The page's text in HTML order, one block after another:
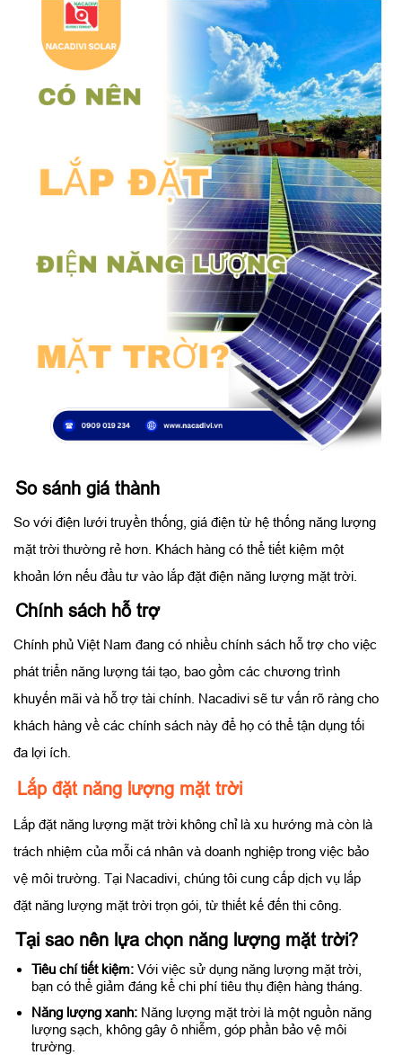
So sánh giá thành
So với điện lưới truyền thống, giá điện từ hệ thống năng lượng
mặt trời thường rẻ hơn. Khách hàng có thể tiết kiệm một
khoản lớn nếu đầu tư vào lắp đặt điện năng lượng mặt trời.
Chính sách hỗ trợ
Chính phủ Việt Nam đang có nhiều chính sách hỗ trợ cho việc
phát triển năng lượng tái tạo, bao gồm các chương trình
khuyến mãi và hỗ trợ tài chính. Nacadivi sẽ tư vấn rõ ràng cho
khách hàng về các chính sách này để họ có thể tận dụng tối
đa lợi ích.
Lắp đặt năng lượng mặt trời
Lắp đặt năng lượng mặt trời không chỉ là xu hướng mà còn là
trách nhiệm của mỗi cá nhân và doanh nghiệp trong việc bảo
vệ môi trường. Tại Nacadivi, chúng tôi cung cấp dịch vụ lắp
đặt năng lượng mặt trời trọn gói, từ thiết kế đến thi công.
Tại sao nên lựa chọn năng lượng mặt trời?
Tiêu chí tiết kiệm: Với việc sử dụng năng lượng mặt trời,
bạn có thể giảm đáng kể chi phí tiêu thụ điện hàng tháng.
Năng lượng xanh: Năng lượng mặt trời là một nguồn năng
lượng sạch, không gây ô nhiễm, góp phần bảo vệ môi
trường.